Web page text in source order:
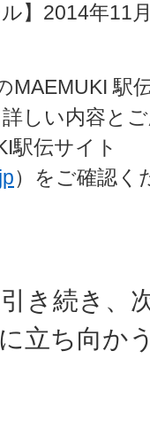
】2014年11
MAEMUKI 駅
しい内容と
駅伝サイト
）をご確認く
き続き、
立ち向か